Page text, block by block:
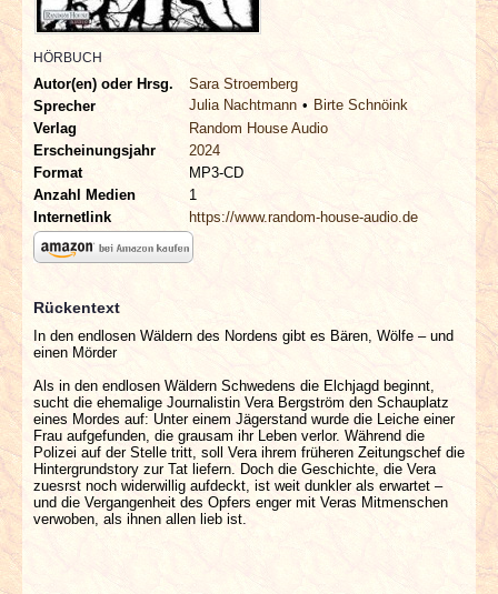
SPECIALS
REDAKTION
LINKS
ARCHIV
HÖRBUCH
Autor(en) oder Hrsg.
Sara Stroemberg
Sprecher
Julia Nachtmann
Birte Schnöink
Verlag
Random House Audio
Erscheinungsjahr
2024
Format
MP3-CD
Anzahl Medien
1
Internetlink
https://www.random-house-audio.de
Rückentext
In den endlosen Wäldern des Nordens gibt es Bären, Wölfe – und
einen Mörder
Als in den endlosen Wäldern Schwedens die Elchjagd beginnt,
sucht die ehemalige Journalistin Vera Bergström den Schauplatz
eines Mordes auf: Unter einem Jägerstand wurde die Leiche einer
Frau aufgefunden, die grausam ihr Leben verlor. Während die
Polizei auf der Stelle tritt, soll Vera ihrem früheren Zeitungschef die
Hintergrundstory zur Tat liefern. Doch die Geschichte, die Vera
zuesrst noch widerwillig aufdeckt, ist weit dunkler als erwartet –
und die Vergangenheit des Opfers enger mit Veras Mitmenschen
verwoben, als ihnen allen lieb ist.